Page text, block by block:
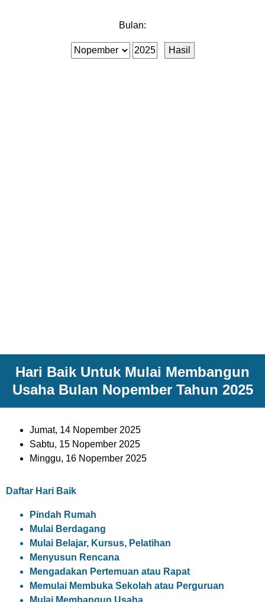
Bulan:
Hari Baik Untuk Mulai Membangun
Usaha Bulan Nopember Tahun 2025
Jumat, 14 Nopember 2025
Sabtu, 15 Nopember 2025
Minggu, 16 Nopember 2025
Daftar Hari Baik
Pindah Rumah
Mulai Berdagang
Mulai Belajar, Kursus, Pelatihan
Menyusun Rencana
Mengadakan Pertemuan atau Rapat
Memulai Membuka Sekolah atau Perguruan
Mulai Membangun Usaha